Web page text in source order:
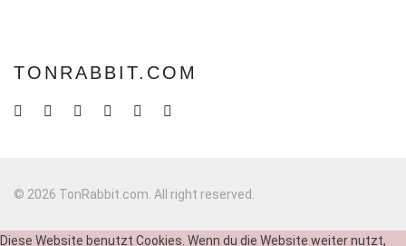
TONRABBIT.COM
© 2026 TonRabbit.com. All right reserved.
Diese Website benutzt Cookies. Wenn du die Website weiter nutzt,